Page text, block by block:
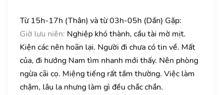
Từ 15h-17h (Thân) và từ 03h-05h (Dần) Gặp:
Giờ lưu niên: Nghiệp khó thành, cầu tài mờ mịt.
Kiện các nên hoãn lại. Người đi chưa có tin về. Mất
của, đi hướng Nam tìm nhanh mới thấy. Nên phòng
ngừa cãi cọ. Miệng tiếng rất tầm thường. Việc làm
chậm, lâu la nhưng làm gì đều chắc chắn.